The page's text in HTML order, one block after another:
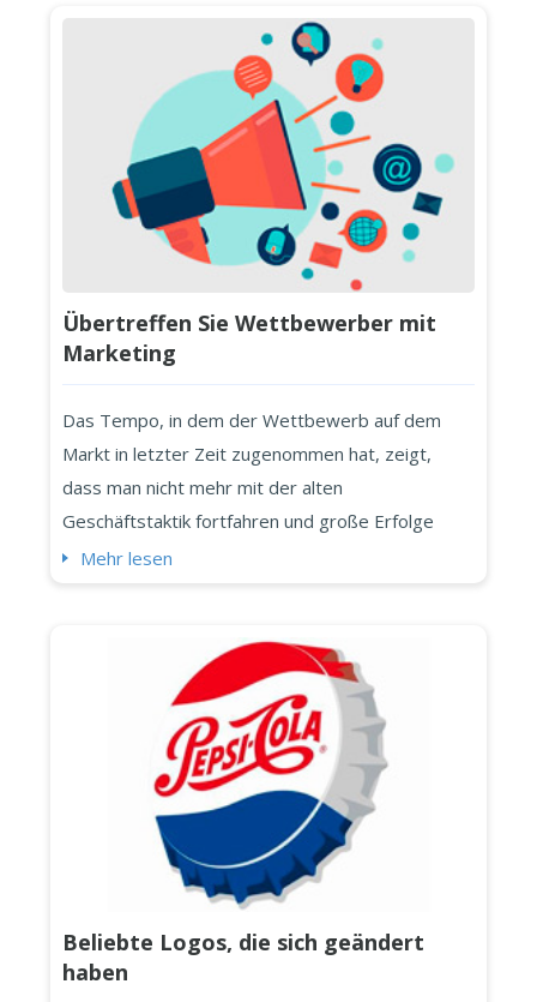
selbst darüber informieren, wie Sie vorgehen
müssen. Hier sind fünf wichtige Dinge, die ...
Übertreffen Sie Wettbewerber mit
Marketing
Das Tempo, in dem der Wettbewerb auf dem
Markt in letzter Zeit zugenommen hat, zeigt,
dass man nicht mehr mit der alten
Geschäftstaktik fortfahren und große Erfolge
erzielen kann. Irgendwann müssen Sie sich mit
nutzen. Das richtige Branding Ihres
Unternehmens kann diesen Prozess reibungslos
gestalten! Bevor Sie die Initiat...
Mehr lesen
Beliebte Logos, die sich geändert
haben